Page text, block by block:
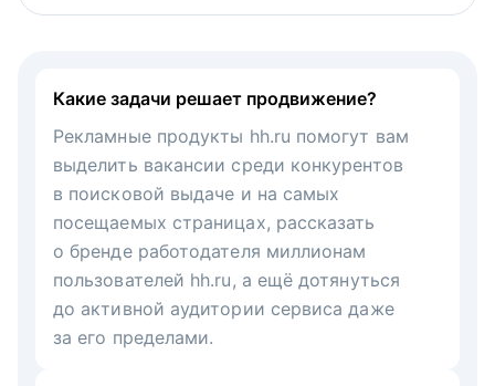
Какие задачи решает продвижение?
Рекламные продукты hh.ru помогут вам
выделить вакансии среди конкурентов
в поисковой выдаче и на самых
посещаемых страницах, рассказать
о бренде работодателя миллионам
пользователей hh.ru, а ещё дотянуться
до активной аудитории сервиса даже
за его пределами.